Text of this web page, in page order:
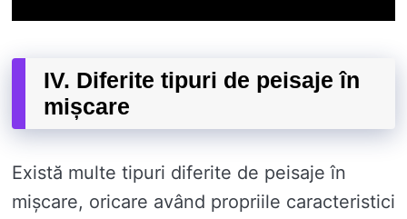
IV. Diferite tipuri de peisaje în
mișcare
Există multe tipuri diferite de peisaje în
mișcare, oricare având propriile caracteristici